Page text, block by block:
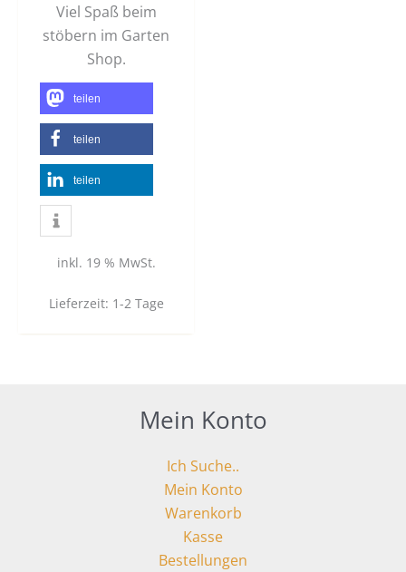
Viel Spaß beim
stöbern im Garten
Shop.
teilen
teilen
teilen
inkl. 19 % MwSt.
Lieferzeit: 1-2 Tage
Mein Konto
Ich Suche..
Mein Konto
Warenkorb
Kasse
Bestellungen